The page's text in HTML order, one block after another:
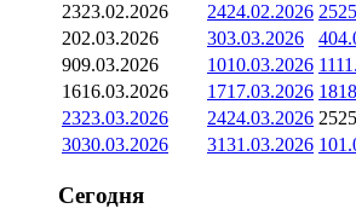
2323.02.2026 2424.02.2026 25
202.03.2026 303.03.2026 4
909.03.2026 1010.03.2026 11
1616.03.2026 1717.03.2026 18
2323.03.2026 2424.03.2026 25
3030.03.2026 3131.03.2026 1
Сегодня